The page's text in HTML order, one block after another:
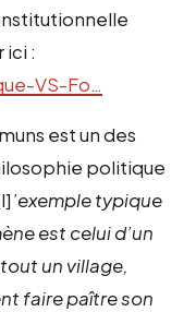
ici :
VS-Fo…
est un des
politique
’exemple typique
est celui d’un
un village,
faire paître son